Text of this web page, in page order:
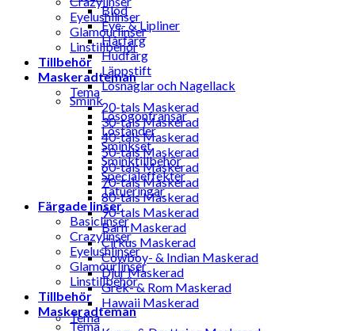
Eyelushlinser
Glamourlinser
Linstillbehör
Tillbehör
Maskeradteman
Tema
20-tals Maskerad
30-tals Maskerad
40-tals Maskerad
50-tals Maskerad
60-tals Maskerad
70-tals Maskerad
80-tals Maskerad
90-tals Maskerad
Barn Maskerad
Cirkus Maskerad
Cowboy- & Indian Maskerad
Djur Maskerad
Grek- & Rom Maskerad
Hawaii Maskerad
Tema
Blod
Eye- & Lipliner
Hårfärg
Hudfärg
Läppstift
Lösnaglar och Nagellack
Smink
Lösögonfransar
Löständer
Sminkset
Sminktillbehör
Specialeffekter
Tatueringar
Färgade linser
Basiclinser
Crazylinser
Eyelushlinser
Glamourlinser
Linstillbehör
Tillbehör
Maskeradteman
Tema